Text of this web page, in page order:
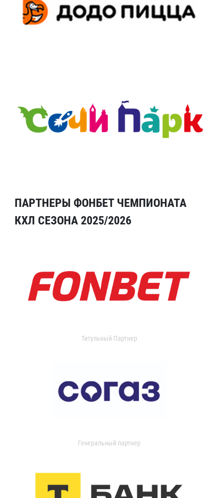
ПАРТНЕРЫ ФОНБЕТ ЧЕМПИОНАТА
КХЛ СЕЗОНА 2025/2026
Титульный Партнер
Генеральный партнер